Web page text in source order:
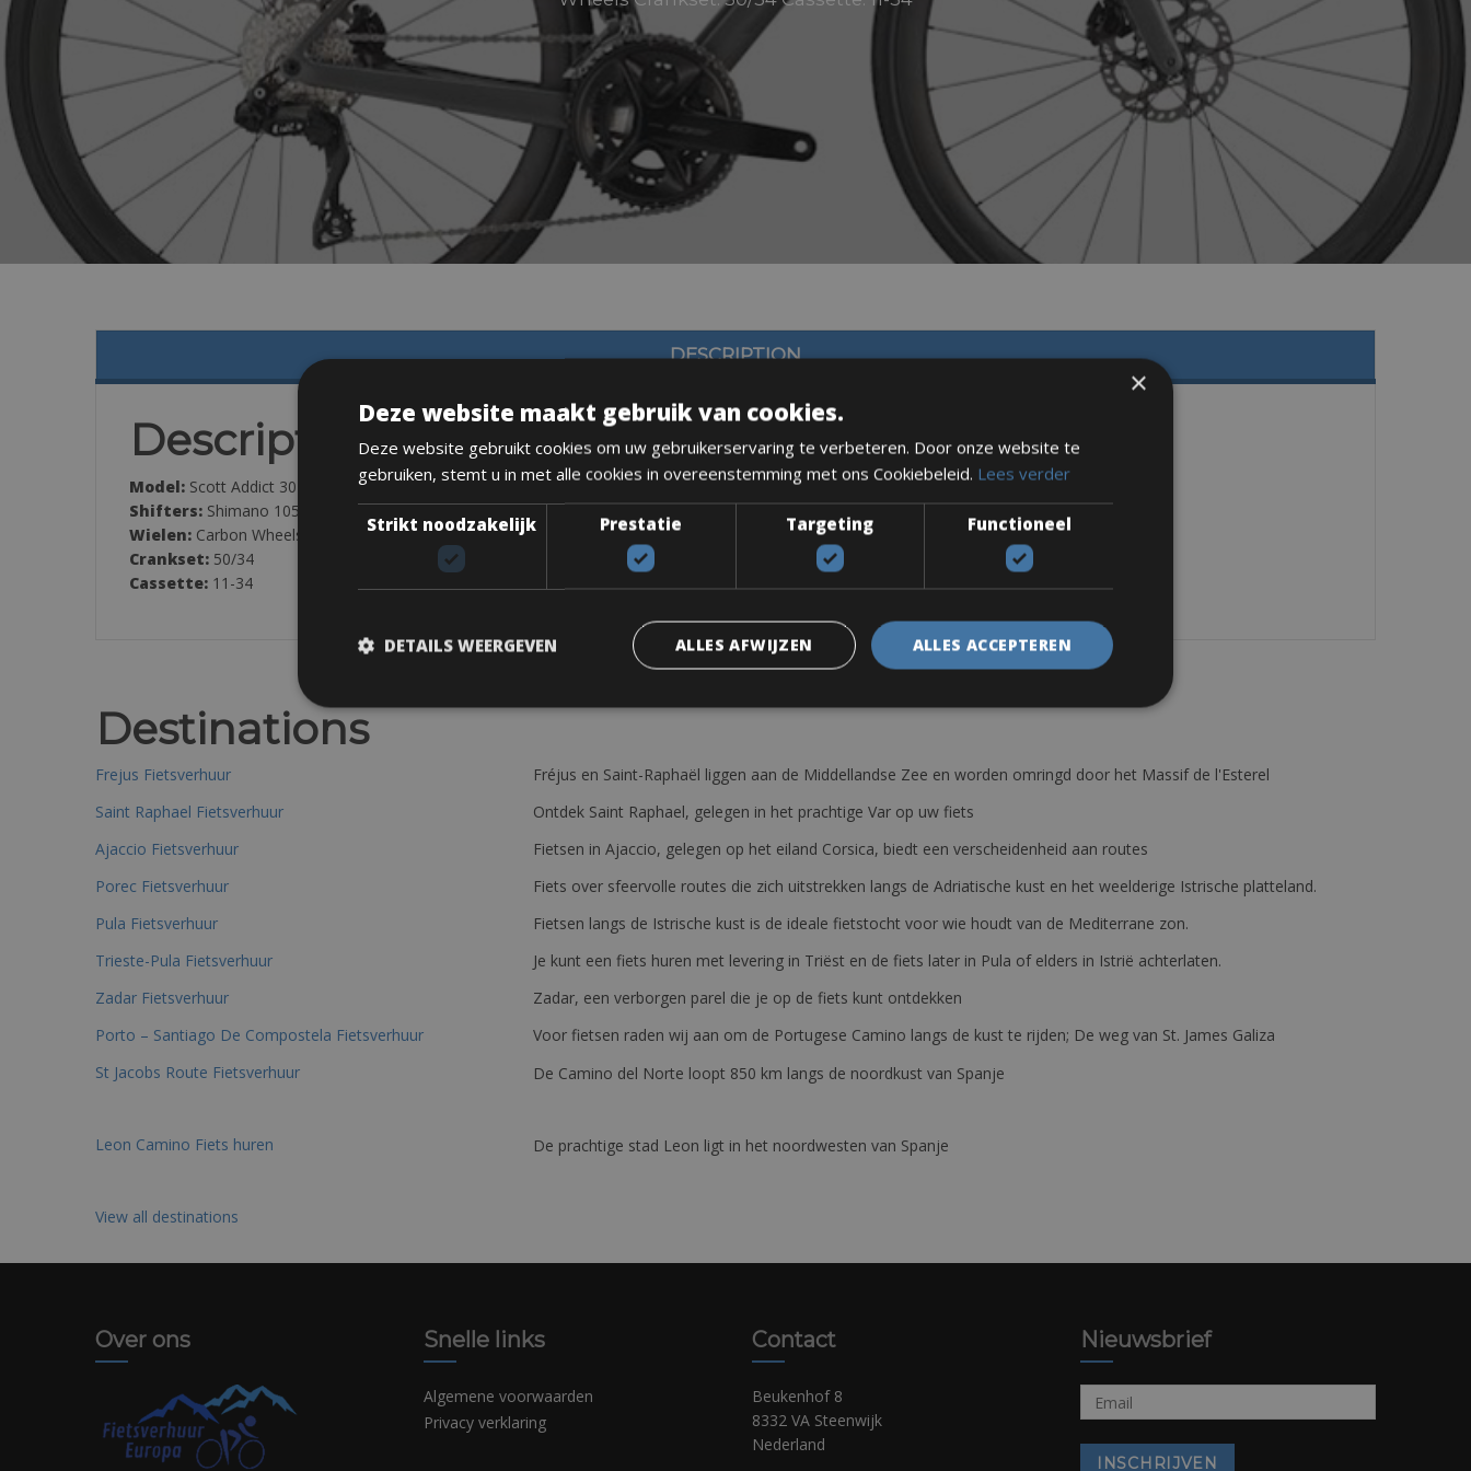
DESCRIPTION
Description
Model: Scott Addict 30 (or equivalent)
Shifters: Shimano 105 Di2, 12-Speed
Wielen: Carbon Wheels
Crankset: 50/34
Cassette: 11-34
Destinations
Frejus Fietsverhuur
Fréjus en Saint-Raphaël liggen aan de Middellandse Zee en worden omringd door het Massif de l'Esterel
Saint Raphael Fietsverhuur
Ontdek Saint Raphael, gelegen in het prachtige Var op uw fiets
Ajaccio Fietsverhuur
Fietsen in Ajaccio, gelegen op het eiland Corsica, biedt een verscheidenheid aan routes
Porec Fietsverhuur
Fiets over sfeervolle routes die zich uitstrekken langs de Adriatische kust en het weelderige Istrische platteland.
Pula Fietsverhuur
Fietsen langs de Istrische kust is de ideale fietstocht voor wie houdt van de Mediterrane zon.
Trieste-Pula Fietsverhuur
Je kunt een fiets huren met levering in Triëst en de fiets later in Pula of elders in Istrië achterlaten.
Zadar Fietsverhuur
Zadar, een verborgen parel die je op de fiets kunt ontdekken
Porto – Santiago De Compostela Fietsverhuur
Voor fietsen raden wij aan om de Portugese Camino langs de kust te rijden; De weg van St. James Galiza
St Jacobs Route Fietsverhuur
De Camino del Norte loopt 850 km langs de noordkust van Spanje
Leon Camino Fiets huren De prachtige stad Leon ligt in het noordwesten van Spanje
View all destinations
Over ons Snelle links
Algemene voorwaarden
Privacy verklaring
Contact
Beukenhof 8
8332 VA Steenwijk
Nederland
Nieuwsbrief
×
Deze website maakt gebruik van cookies.
Deze website gebruikt cookies om uw gebruikerservaring te verbeteren. Door onze website te
gebruiken, stemt u in met alle cookies in overeenstemming met ons Cookiebeleid. Lees verder
Strikt noodzakelijk Prestatie Targeting Functioneel
ALLES ACCEPTEREN
ALLES AFWIJZEN
DETAILS WEERGEVEN